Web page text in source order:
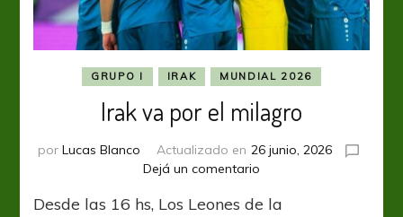
GRUPO I IRAK MUNDIAL 2026
Irak va por el milagro
por Lucas Blanco Actualizado en 26 junio, 2026
Dejá un comentario
va
Desde las 16 hs, Los Leones de la